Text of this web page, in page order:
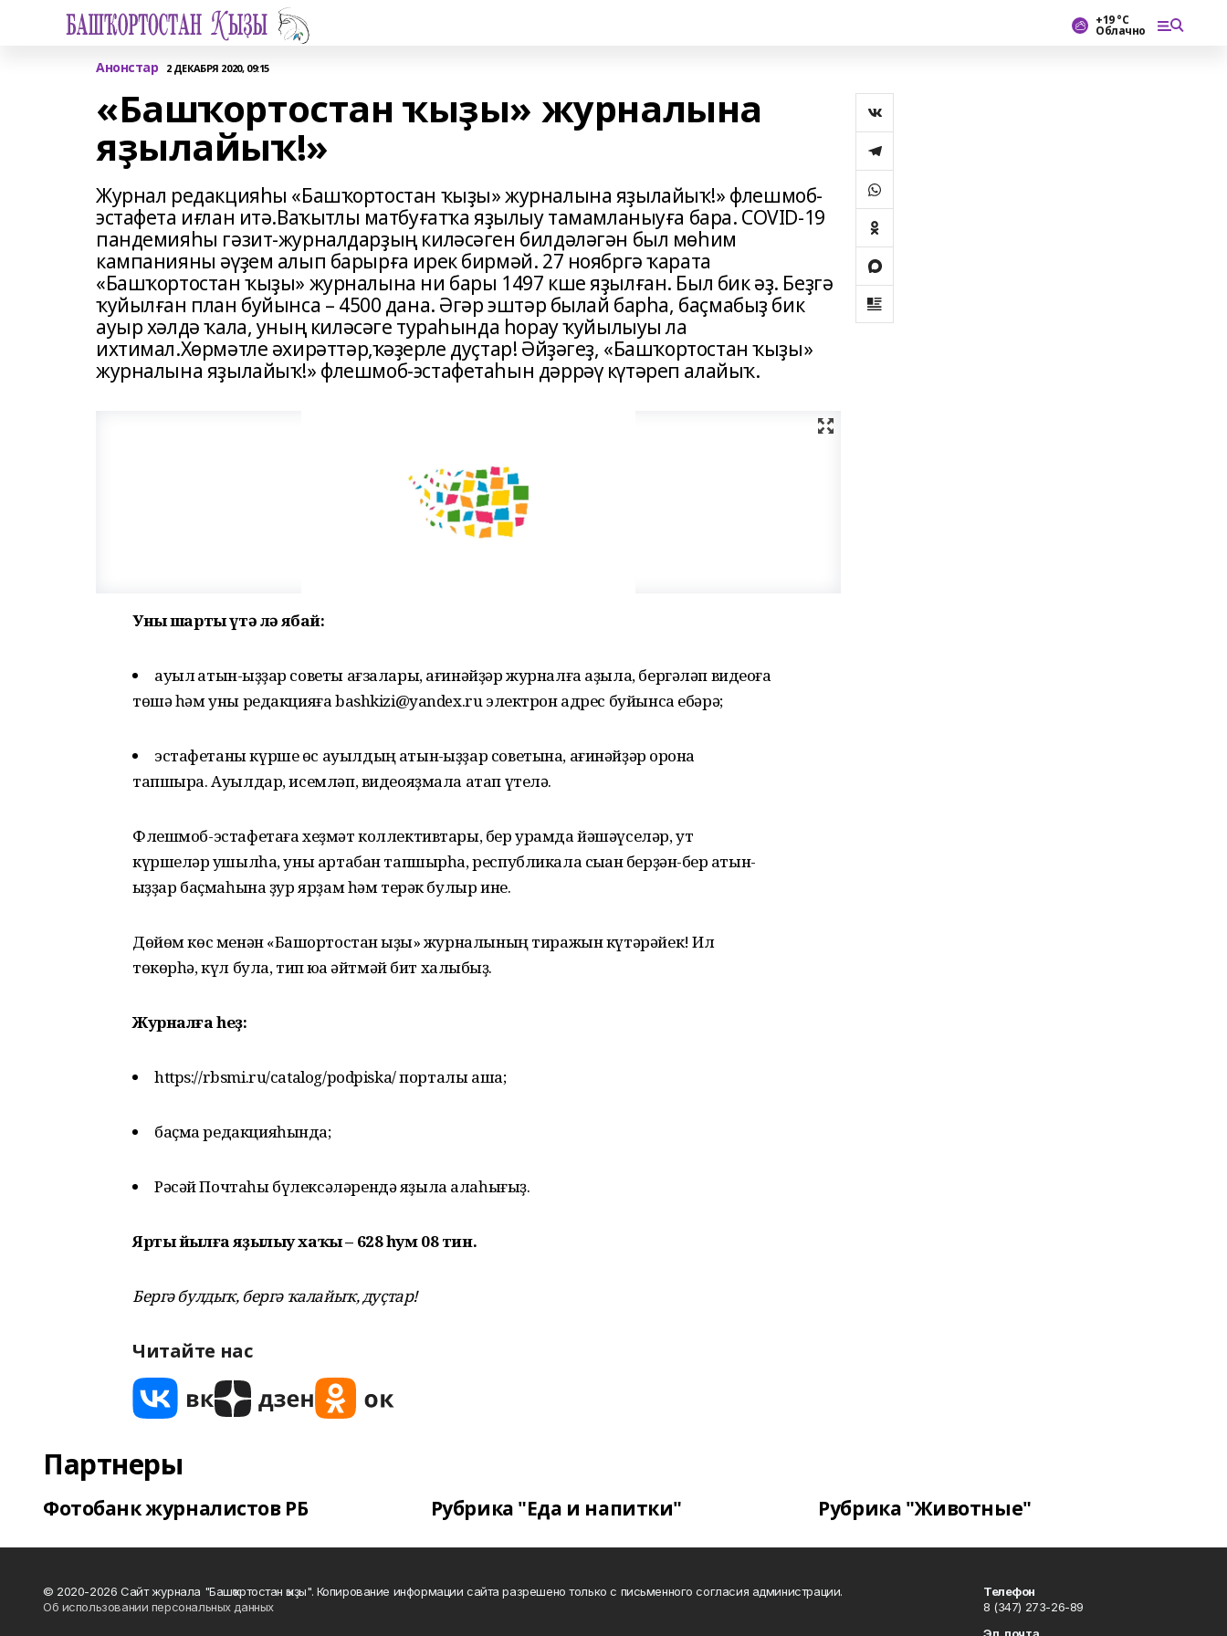
+19 °С
Облачно
Анонстар 2 ДЕКАБРЯ 2020, 09:15
«Башҡортостан ҡыҙы» журналына
яҙылайыҡ!»
Журнал редакцияһы «Башҡортостан ҡыҙы» журналына яҙылайыҡ!» флешмоб-
эстафета иғлан итә.Ваҡытлы матбуғатҡа яҙылыу тамамланыуға бара. COVID-19
пандемияһы гәзит-журналдарҙың киләсәген билдәләгән был мөһим
кампанияны әүҙем алып барырға ирек бирмәй. 27 ноябргә ҡарата
«Башҡортостан ҡыҙы» журналына ни бары 1497 кше яҙылған. Был бик әҙ. Беҙгә
ҡуйылған план буйынса – 4500 дана. Әгәр эштәр былай барһа, баҫмабыҙ бик
ауыр хәлдә ҡала, уның киләсәге тураһында һорау ҡуйылыуы ла
ихтимал.Хөрмәтле әхирәттәр,ҡәҙерле дуҫтар! Әйҙәгеҙ, «Башҡортостан ҡыҙы»
журналына яҙылайыҡ!» флешмоб-эстафетаһын дәррәү күтәреп алайыҡ.
Уның шарты үтә лә ябай:
ауыл ҡатын-ҡыҙҙар советы ағзалары, ағинәйҙәр журналға аҙыла, бергәләп видеоға
төшә һәм уны редакцияға bashkizi@yandex.ru электрон адрес буйынса ебәрә;
эстафетаны күрше өс ауылдың ҡатын-ҡыҙҙар советына, ағинәйҙәр ҡорона
тапшыра. Ауылдар, исемләп, видеояҙмала атап үтелә.
Флешмоб-эстафетаға хеҙмәт коллективтары, бер урамда йәшәүселәр, ут
күршеләр ҡушылһа, уны артабан тапшырһа, республикала сыҡҡан берҙән-бер ҡатын-
ҡыҙҙар баҫмаһына ҙур ярҙам һәм терәк булыр ине.
Дөйөм көс менән «Башҡортостан ҡыҙы» журналының тиражын күтәрәйек! Ил
төкөрһә, күл була, тип юҡҡа әйтмәй бит халҡыбыҙ.
Журналға һеҙ:
https://rbsmi.ru/catalog/podpiska/ порталы аша;
баҫма редакцияһында;
Рәсәй Почтаһы бүлексәләрендә яҙыла алаһығыҙ.
Ярты йылға яҙылыу хаҡы – 628 һум 08 тин.
Бергә булдыҡ, бергә ҡалайыҡ, дуҫтар!
Читайте нас
Партнеры
Фотобанк журналистов РБ Рубрика "Еда и напитки" Рубрика "Животные"
© 2020-2026 Сайт журнала "Башҡортостан ҡыҙы". Копирование информации сайта разрешено только с письменного согласия администрации.
Об использовании персональных данных
Телефон
8 (347) 273-26-89